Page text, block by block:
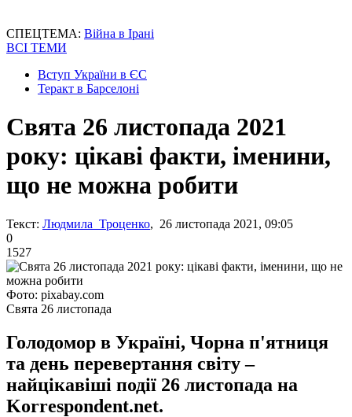
СПЕЦТЕМА: Війна в Ірані
ВСІ ТЕМИ
Вступ України в ЄС
Теракт в Барселоні
Свята 26 листопада 2021
року: цікаві факти, іменини,
що не можна робити
Текст: Людмила Троценко, 26 листопада 2021, 09:05
0
1527
Фото: pixabay.com
Свята 26 листопада
Голодомор в Україні, Чорна п'ятниця
та день перевертання світу –
найцікавіші події 26 листопада на
Korrespondent.net.